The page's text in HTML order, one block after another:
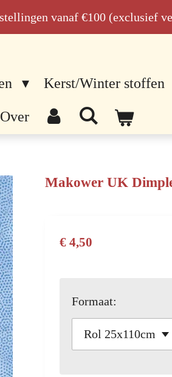
vanaf €100 (exclusief
Kerst/Winter stoffen
Over
Makower UK
€ 4,50
Formaat: